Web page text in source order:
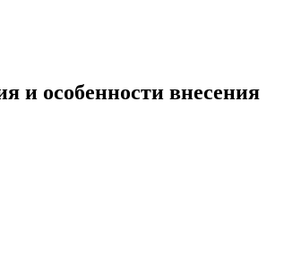
и особенности внесения